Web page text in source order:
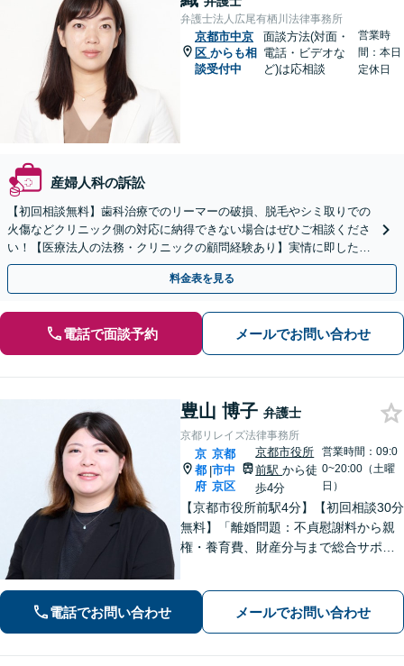
弁護士法人広尾有栖川法律事務所
京都市中京
区 からも相
談受付中
面談方法(対面・
電話・ビデオな
ど)は応相談
営業時
間：本日
定休日
産婦人科の訴訟
【初回相談無料】歯科治療でのリーマーの破損、脱毛やシミ取りでの
火傷などクリニック側の対応に納得できない場合はぜひご相談くださ
い！【医療法人の法務・クリニックの顧問経験あり】実情に即したア
ドバイスで、納得のできるトラブルの解決を目指します。
料金表を見る
電話で面談予約 メールでお問い合わせ
豊山 博子 弁護士
京都リレイズ法律事務所
京
都
府
|
京都
市中
京区
京都市役所
前駅から徒
歩4分
営業時間：09:0
0~20:00（土曜
日）
【京都市役所前駅4分】【初回相談30分
無料】「離婚問題：不貞慰謝料から親
権・養育費、財産分与まで総合サポー
えて諦める前に、まずはあなたのご希
望をお聞かせください【休日・夜間相
電話でお問い合わせ メールでお問い合わせ